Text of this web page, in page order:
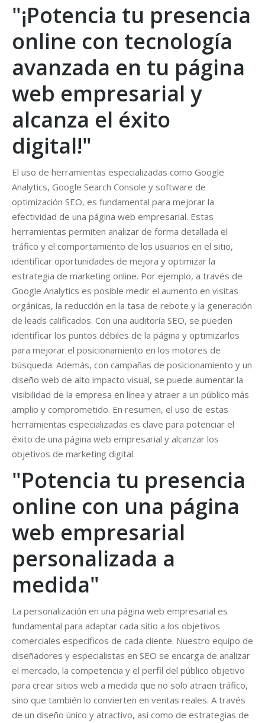
"¡Potencia tu presencia
online con tecnología
avanzada en tu página
web empresarial y
alcanza el éxito
digital!"
El uso de herramientas especializadas como Google
Analytics, Google Search Console y software de
optimización SEO, es fundamental para mejorar la
efectividad de una página web empresarial. Estas
herramientas permiten analizar de forma detallada el
tráfico y el comportamiento de los usuarios en el sitio,
identificar oportunidades de mejora y optimizar la
estrategia de marketing online. Por ejemplo, a través de
Google Analytics es posible medir el aumento en visitas
orgánicas, la reducción en la tasa de rebote y la generación
de leads calificados. Con una auditoría SEO, se pueden
identificar los puntos débiles de la página y optimizarlos
para mejorar el posicionamiento en los motores de
búsqueda. Además, con campañas de posicionamiento y un
diseño web de alto impacto visual, se puede aumentar la
visibilidad de la empresa en línea y atraer a un público más
amplio y comprometido. En resumen, el uso de estas
herramientas especializadas es clave para potenciar el
éxito de una página web empresarial y alcanzar los
objetivos de marketing digital.
"Potencia tu presencia
online con una página
web empresarial
personalizada a
medida"
La personalización en una página web empresarial es
fundamental para adaptar cada sitio a los objetivos
comerciales específicos de cada cliente. Nuestro equipo de
diseñadores y especialistas en SEO se encarga de analizar
el mercado, la competencia y el perfil del público objetivo
para crear sitios web a medida que no solo atraen tráfico,
sino que también lo convierten en ventas reales. A través
de un diseño único y atractivo, así como de estrategias de